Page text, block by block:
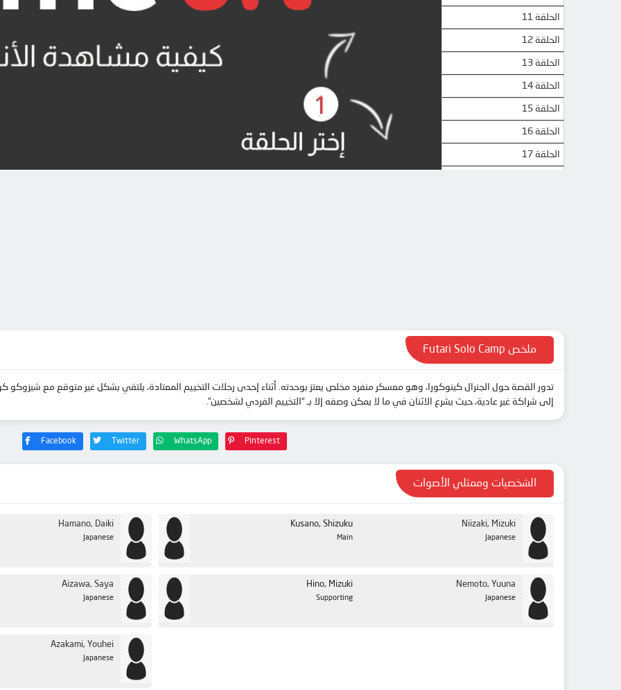
الحلقة 11
الحلقة 12
الحلقة 13
الحلقة 14
الحلقة 15
الحلقة 16
الحلقة 17
ملخص Futari Solo Camp
تدور القصة حول الجنرال كينوكورا، وهو معسكر منفرد مخلص يعتز بوحدته. أثناء إحدى رحلات التخييم المعتادة، يلتقي بشكل غير متوقع مع شيزوكو
إلى شراكة غير عادية، حيث يشرع الاثنان في ما لا يمكن وصفه إلا بـ “التخييم الفردي لشخصين”.
Facebook Twitter WhatsApp Pinterest
الشخصيات وممثلي الأصوات
Hamano, Daiki
Japanese
Kusano, Shizuku
Main
Niizaki, Mizuki
Japanese
Aizawa, Saya
Japanese
Hino, Mizuki
Supporting
Nemoto, Yuuna
Japanese
Azakami, Youhei
Japanese